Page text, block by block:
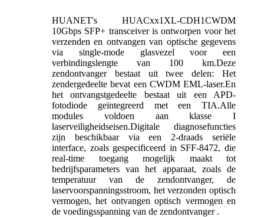
HUANET's HUACxx1XL-CDH1CWDM
10Gbps SFP+ transceiver is ontworpen voor het
verzenden en ontvangen van optische gegevens
via single-mode glasvezel voor een
verbindingslengte van 100 km.Deze
zendontvanger bestaat uit twee delen: Het
zendergedeelte bevat een CWDM EML-laser.En
het ontvangstgedeelte bestaat uit een APD-
fotodiode geïntegreerd met een TIA.Alle
modules voldoen aan klasse I
laserveiligheidseisen.Digitale diagnosefuncties
zijn beschikbaar via een 2-draads seriële
interface, zoals gespecificeerd in SFF-8472, die
real-time toegang mogelijk maakt tot
bedrijfsparameters van het apparaat, zoals de
temperatuur van de zendontvanger, de
laservoorspanningsstroom, het verzonden optisch
vermogen, het ontvangen optisch vermogen en
de voedingsspanning van de zendontvanger .